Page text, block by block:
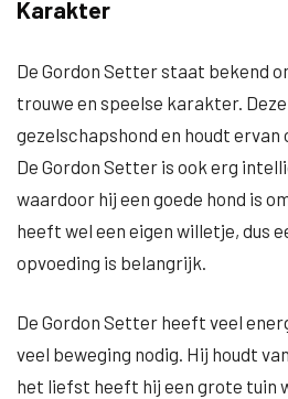
Karakter
De Gordon Setter staat bekend
trouwe en speelse karakter.
gezelschapshond en houdt ervan
De Gordon Setter is ook erg
waardoor hij een goede hond is
heeft wel een eigen willetje, dus
opvoeding is belangrijk.
De Gordon Setter heeft veel
veel beweging nodig. Hij houdt
het liefst heeft hij een grote tuin